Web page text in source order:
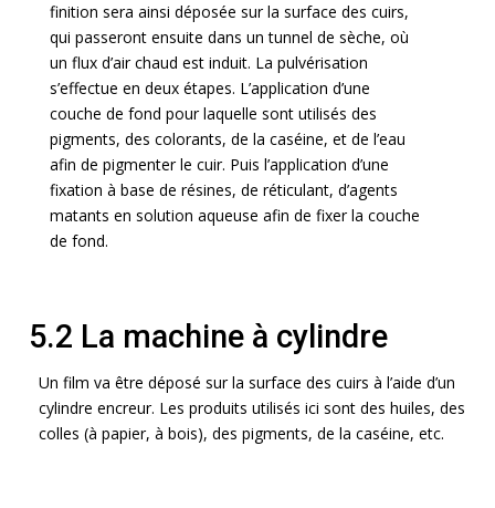
finition sera ainsi déposée sur la surface des cuirs,
qui passeront ensuite dans un tunnel de sèche, où
un flux d’air chaud est induit. La pulvérisation
s’effectue en deux étapes. L’application d’une
couche de fond pour laquelle sont utilisés des
pigments, des colorants, de la caséine, et de l’eau
afin de pigmenter le cuir. Puis l’application d’une
fixation à base de résines, de réticulant, d’agents
matants en solution aqueuse afin de fixer la couche
de fond.
5.2 La machine à cylindre
Un film va être déposé sur la surface des cuirs à l’aide d’un
cylindre encreur. Les produits utilisés ici sont des huiles, des
colles (à papier, à bois), des pigments, de la caséine, etc.